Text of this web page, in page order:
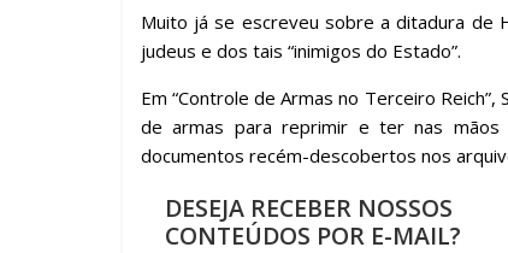
Muito já se escreveu sobre a ditadura de
judeus e dos tais “inimigos do Estado”.
Em “Controle de Armas no Terceiro
de armas para reprimir e ter nas mãos
documentos recém-descobertos nos
DESEJA RECEBER NOSSOS
CONTEÚDOS POR E-MAIL?